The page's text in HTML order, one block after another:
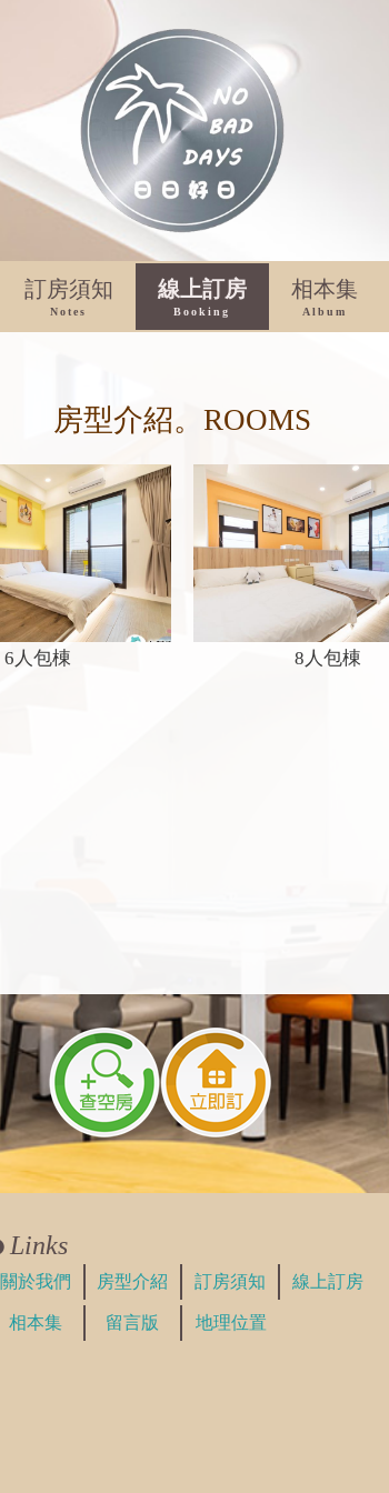
訂房須知
Notes
線上訂房
Booking
相本集
Album
房型介紹。ROOMS
6人包棟 8人包棟
Links
關於我們 房型介紹 訂房須知 線上訂房
相本集 留言版 地理位置